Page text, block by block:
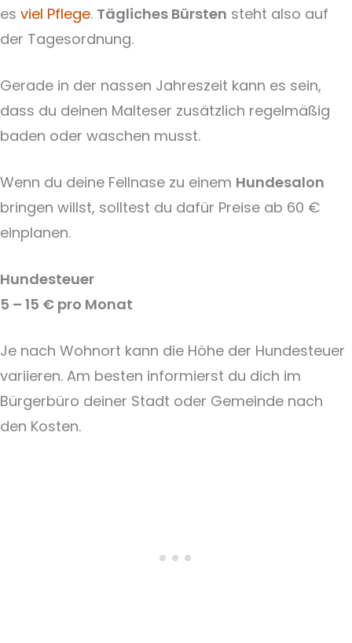
es viel Pflege. Tägliches Bürsten steht also auf
der Tagesordnung.
Gerade in der nassen Jahreszeit kann es sein,
dass du deinen Malteser zusätzlich regelmäßig
baden oder waschen musst.
Wenn du deine Fellnase zu einem Hundesalon
bringen willst, solltest du dafür Preise ab 60 €
einplanen.
Hundesteuer
5 – 15 € pro Monat
Je nach Wohnort kann die Höhe der Hundesteuer
variieren. Am besten informierst du dich im
Bürgerbüro deiner Stadt oder Gemeinde nach
den Kosten.